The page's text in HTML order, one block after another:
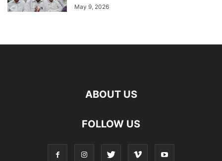
May 9, 2026
ABOUT US
FOLLOW US